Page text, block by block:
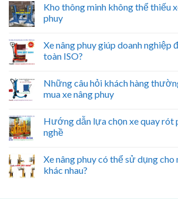
Kho thông minh không thể thiếu
phuy
Xe nâng phuy giúp doanh nghiệp
toàn ISO?
Những câu hỏi khách hàng
mua xe nâng phuy
Hướng dẫn lựa chọn xe quay rót
nghề
Xe nâng phuy có thể sử dụng
khác nhau?